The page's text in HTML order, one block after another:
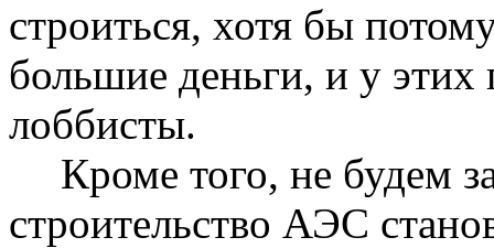
строиться, хотя бы
большие деньги, и у этих
лоббисты.
Кроме того, не будем
строительство АЭС